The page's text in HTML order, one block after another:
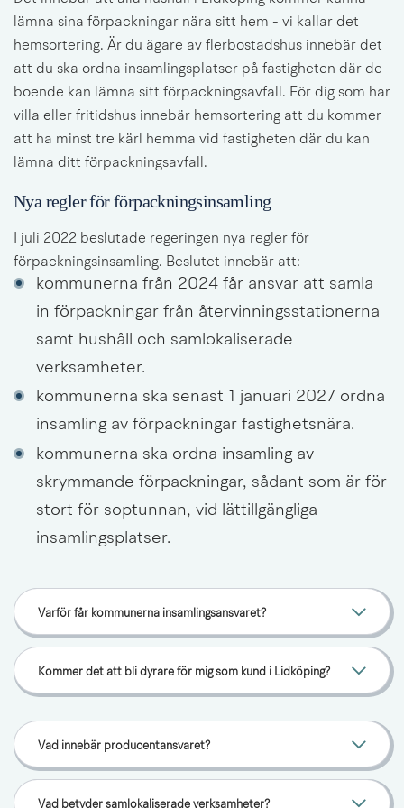
lämna sina förpackningar nära sitt hem - vi kallar det
hemsortering. Är du ägare av flerbostadshus innebär det
att du ska ordna insamlingsplatser på fastigheten där de
boende kan lämna sitt förpackningsavfall. För dig som har
villa eller fritidshus innebär hemsortering att du kommer
att ha minst tre kärl hemma vid fastigheten där du kan
lämna ditt förpackningsavfall.
Nya regler för förpackningsinsamling
I juli 2022 beslutade regeringen nya regler för
förpackningsinsamling. Beslutet innebär att:
kommunerna från 2024 får ansvar att samla
in förpackningar från återvinningsstationerna
samt hushåll och samlokaliserade
verksamheter.
kommunerna ska senast 1 januari 2027 ordna
insamling av förpackningar fastighetsnära.
kommunerna ska ordna insamling av
skrymmande förpackningar, sådant som är för
stort för soptunnan, vid lättillgängliga
insamlingsplatser.
Varför får kommunerna insamlingsansvaret?
Kommer det att bli dyrare för mig som kund i Lidköping?
Vad innebär producentansvaret?
Vad betyder samlokaliserade verksamheter?